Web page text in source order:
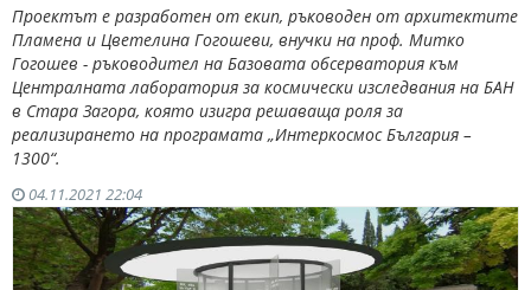
Проектът е разработен от екип, ръководен от архитектите
Пламена и Цветелина Гогошеви, внучки на проф. Митко
Гогошев - ръководител на Базовата обсерватория към
Централната лаборатория за космически изследвания на БАН
в Стара Загора, която изигра решаваща роля за
реализирането на програмата „Интеркосмос България –
1300“.
04.11.2021 22:04